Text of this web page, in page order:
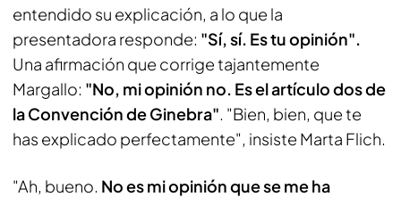
entendido su explicación, a lo que la
presentadora responde: "Sí, sí. Es tu opinión".
Una afirmación que corrige tajantemente
Margallo: "No, mi opinión no. Es el artículo dos de
la Convención de Ginebra". "Bien, bien, que te
has explicado perfectamente", insiste Marta Flich.
"Ah, bueno. No es mi opinión que se me ha